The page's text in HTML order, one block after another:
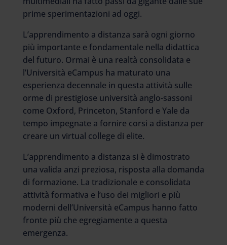
prime sperimentazioni ad oggi.
L’apprendimento a distanza sarà ogni giorno
più importante e fondamentale nella didattica
del futuro. Ormai è una realtà consolidata e
l’Università eCampus ha maturato una
esperienza decennale in questa attività sulle
orme di prestigiose università anglo-sassoni
come Oxford, Princeton, Stanford e Yale da
tempo impegnate a fornire corsi a distanza per
creare un virtual college di elite.
L’apprendimento a distanza si è dimostrato
una valida anzi preziosa, risposta alla domanda
di formazione. La tradizionale e consolidata
attività formativa e l’uso dei migliori e più
moderni dell’Università eCampus hanno fatto
fronte più che egregiamente a questa
emergenza.